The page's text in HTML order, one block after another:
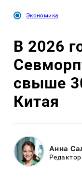
Экономика
В 2026
свыше
Китая
Анна